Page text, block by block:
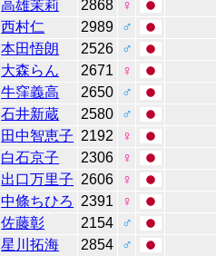
高雄茉莉 2868
♀
西村仁 2989
♂
本田悟朗 2526
♂
大森らん 2671
♀
牛窪義高 2650
♂
石井新蔵 2580
♂
田中智恵子 2192
♀
白石京子 2306
♀
出口万里子 2606
♀
中條ちひろ 2391
♀
佐藤彰 2154
♂
星川拓海 2854 ♂